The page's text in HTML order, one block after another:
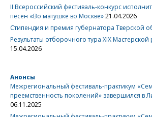
II Всероссийский фестиваль-конкурс
песен «Во матушке во Москве»21.04.2026
Стипендия и премия губернатора Тверской
Результаты отборочного тура XIX Мастерской
15.04.2026
Анонсы
Межрегиональный фестиваль-практикум
преемственность поколений» завершился в
06.11.2025